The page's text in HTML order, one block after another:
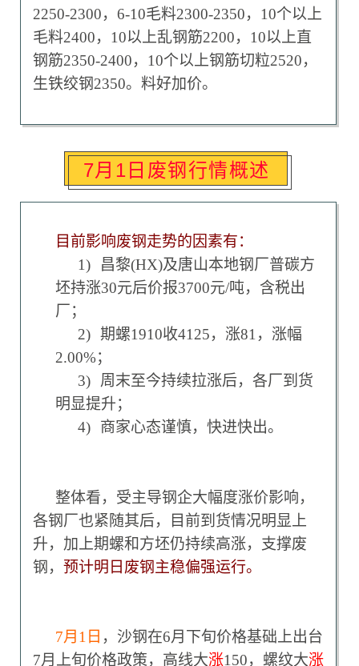
2250-2300，6-10毛料2300-2350，10个以上
毛料2400，10以上乱钢筋2200，10以上直
钢筋2350-2400，10个以上钢筋切粒2520，
生铁绞钢2350。料好加价。
7月1日废钢行情概述
目前影响废钢走势的因素有：
1)
昌黎(HX)及唐山本地钢厂普碳方
坯持涨30元后价报3700元/吨，含税出
厂；
2) 期螺1910收4125，涨81，涨幅
2.00%；
3)
周末至今持续拉涨后，各厂到货
明显提升；
4)
商家心态谨慎，快进快出。
整体看，受主导钢企大幅度涨价影响，
各钢厂也紧随其后，目前到货情况明显上
升，加上期螺和方坯仍持续高涨，支撑废
钢， 预计明日废钢主稳偏强运行。
7月1日 ，沙钢在6月下旬价格基础上出台
7月上旬价格政策，高线大涨150，螺纹大涨